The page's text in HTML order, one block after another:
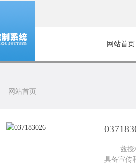
网站首页
网站首页
兹授权
具备宣传